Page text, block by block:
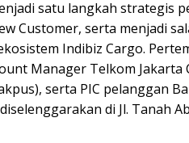
satu langkah strategis
Customer, serta menjadi
Indibiz Cargo.
Manager Telkom
serta PIC pelanggan
di Jl. Tanah